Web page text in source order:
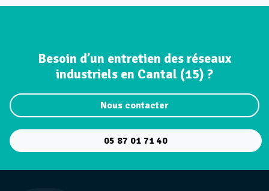
Besoin d’un entretien des réseaux
industriels en Cantal (15) ?
Nous contacter
05 87 01 71 40